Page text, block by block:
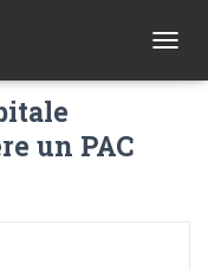
O
un PAC